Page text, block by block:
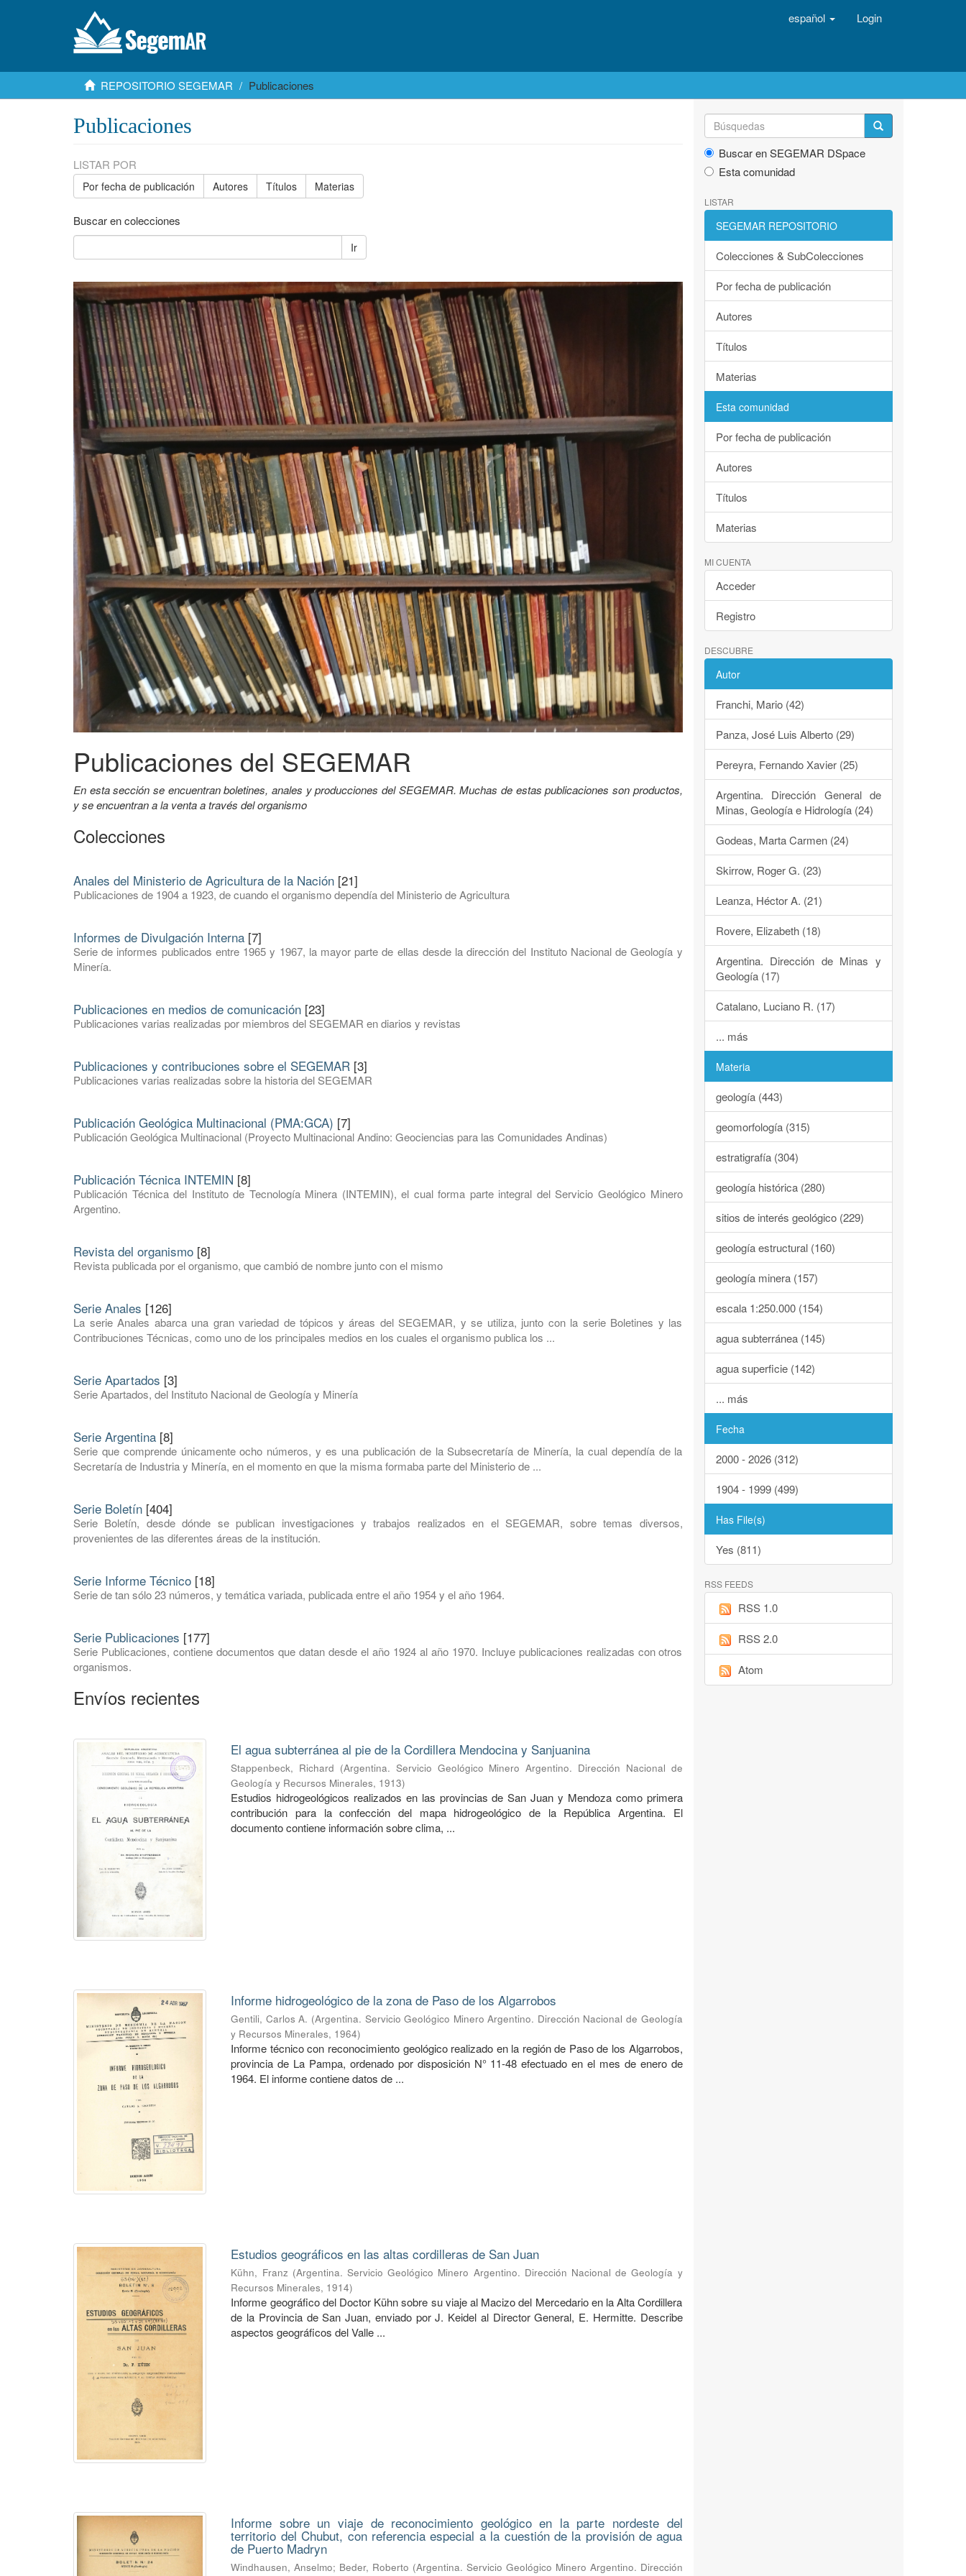
español Login
REPOSITORIO SEGEMAR Publicaciones
Publicaciones
LISTAR POR
Por fecha de publicación Autores Títulos Materias
Buscar en colecciones
Ir
Publicaciones del SEGEMAR
En esta sección se encuentran boletines, anales y producciones del SEGEMAR. Muchas de estas publicaciones son productos,
y se encuentran a la venta a través del organismo
Colecciones
Anales del Ministerio de Agricultura de la Nación [21]
Publicaciones de 1904 a 1923, de cuando el organismo dependía del Ministerio de Agricultura
Informes de Divulgación Interna [7]
Serie de informes publicados entre 1965 y 1967, la mayor parte de ellas desde la dirección del Instituto Nacional de Geología y
Minería.
Publicaciones en medios de comunicación [23]
Publicaciones varias realizadas por miembros del SEGEMAR en diarios y revistas
Publicaciones y contribuciones sobre el SEGEMAR [3]
Publicaciones varias realizadas sobre la historia del SEGEMAR
Publicación Geológica Multinacional (PMA:GCA) [7]
Publicación Geológica Multinacional (Proyecto Multinacional Andino: Geociencias para las Comunidades Andinas)
Publicación Técnica INTEMIN [8]
Publicación Técnica del Instituto de Tecnología Minera (INTEMIN), el cual forma parte integral del Servicio Geológico Minero
Argentino.
Revista del organismo [8]
Revista publicada por el organismo, que cambió de nombre junto con el mismo
Serie Anales [126]
La serie Anales abarca una gran variedad de tópicos y áreas del SEGEMAR, y se utiliza, junto con la serie Boletines y las
Contribuciones Técnicas, como uno de los principales medios en los cuales el organismo publica los ...
Serie Apartados [3]
Serie Apartados, del Instituto Nacional de Geología y Minería
Serie Argentina [8]
Serie que comprende únicamente ocho números, y es una publicación de la Subsecretaría de Minería, la cual dependía de la
Secretaría de Industria y Minería, en el momento en que la misma formaba parte del Ministerio de ...
Serie Boletín [404]
Serie Boletín, desde dónde se publican investigaciones y trabajos realizados en el SEGEMAR, sobre temas diversos,
provenientes de las diferentes áreas de la institución.
Serie Informe Técnico [18]
Serie de tan sólo 23 números, y temática variada, publicada entre el año 1954 y el año 1964.
Serie Publicaciones [177]
Serie Publicaciones, contiene documentos que datan desde el año 1924 al año 1970. Incluye publicaciones realizadas con otros
organismos.
Envíos recientes
El agua subterránea al pie de la Cordillera Mendocina y Sanjuanina
Stappenbeck, Richard (Argentina. Servicio Geológico Minero Argentino. Dirección Nacional de
Geología y Recursos Minerales, 1913)
Estudios hidrogeológicos realizados en las provincias de San Juan y Mendoza como primera
contribución para la confección del mapa hidrogeológico de la República Argentina. El
documento contiene información sobre clima, ...
Informe hidrogeológico de la zona de Paso de los Algarrobos
Gentili, Carlos A. (Argentina. Servicio Geológico Minero Argentino. Dirección Nacional de Geología
y Recursos Minerales, 1964)
Informe técnico con reconocimiento geológico realizado en la región de Paso de los Algarrobos,
provincia de La Pampa, ordenado por disposición N° 11-48 efectuado en el mes de enero de
1964. El informe contiene datos de ...
Estudios geográficos en las altas cordilleras de San Juan
Kühn, Franz (Argentina. Servicio Geológico Minero Argentino. Dirección Nacional de Geología y
Recursos Minerales, 1914)
Informe geográfico del Doctor Kühn sobre su viaje al Macizo del Mercedario en la Alta Cordillera
de la Provincia de San Juan, enviado por J. Keidel al Director General, E. Hermitte. Describe
aspectos geográficos del Valle ...
Informe sobre un viaje de reconocimiento geológico en la parte nordeste del
territorio del Chubut, con referencia especial a la cuestión de la provisión de agua
de Puerto Madryn
Windhausen, Anselmo; Beder, Roberto (Argentina. Servicio Geológico Minero Argentino. Dirección
Buscar en SEGEMAR DSpace
Esta comunidad
LISTAR
SEGEMAR REPOSITORIO
Colecciones & SubColecciones
Por fecha de publicación
Autores
Títulos
Materias
Esta comunidad
Por fecha de publicación
Autores
Títulos
Materias
MI CUENTA
Acceder
Registro
DESCUBRE
Autor
Franchi, Mario (42)
Panza, José Luis Alberto (29)
Pereyra, Fernando Xavier (25)
Argentina. Dirección General de
Minas, Geología e Hidrología (24)
Godeas, Marta Carmen (24)
Skirrow, Roger G. (23)
Leanza, Héctor A. (21)
Rovere, Elizabeth (18)
Argentina. Dirección de Minas y
Geología (17)
Catalano, Luciano R. (17)
... más
Materia
geología (443)
geomorfología (315)
estratigrafía (304)
geología histórica (280)
sitios de interés geológico (229)
geología estructural (160)
geología minera (157)
escala 1:250.000 (154)
agua subterránea (145)
agua superficie (142)
... más
Fecha
2000 - 2026 (312)
1904 - 1999 (499)
Has File(s)
Yes (811)
RSS FEEDS
RSS 1.0
RSS 2.0
Atom